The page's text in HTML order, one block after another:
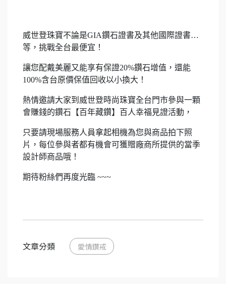
威世登珠寶不論是GIA鑽石證書及其他國際證書…
等，挑戰全台最便宜！
讓您配戴美麗又能享有保證20%鑽石增值，還能
100%含台原價保值回收以小換大！
熱情邀請大家到威世登時尚珠寶全台門市參與一顆
會賺錢的鑽石【百年藏鑽】百人幸福見證活動，
只要請現場服務人員拿起相機為您與商品拍下照
片，每位參與者都有機會可獲贈廠商所提供的當季
設計師商品哦！
期待粉絲們再度光臨 ~~~
文章分類 愛情鑽戒